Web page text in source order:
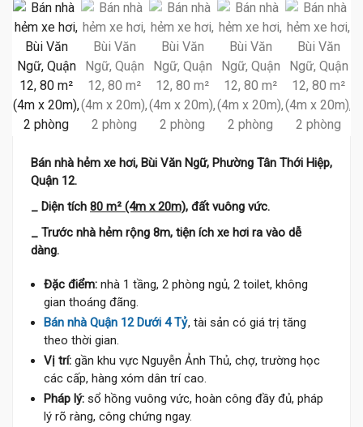
Bán nhà hẻm xe hơi, Bùi Văn Ngữ, Phường Tân Thới Hiệp,
Quận 12.
_ Diện tích 80 m² (4m x 20m), đất vuông vức.
_ Trước nhà hẻm rộng 8m, tiện ích xe hơi ra vào dễ
dàng.
Đặc điểm: nhà 1 tầng, 2 phòng ngủ, 2 toilet, không
gian thoáng đãng.
Bán nhà Quận 12 Dưới 4 Tỷ, tài sản có giá trị tăng
theo thời gian.
Vị trí: gần khu vực Nguyễn Ảnh Thủ, chợ, trường học
các cấp, hàng xóm dân trí cao.
Pháp lý: sổ hồng vuông vức, hoàn công đầy đủ, pháp
lý rõ ràng, công chứng ngay.